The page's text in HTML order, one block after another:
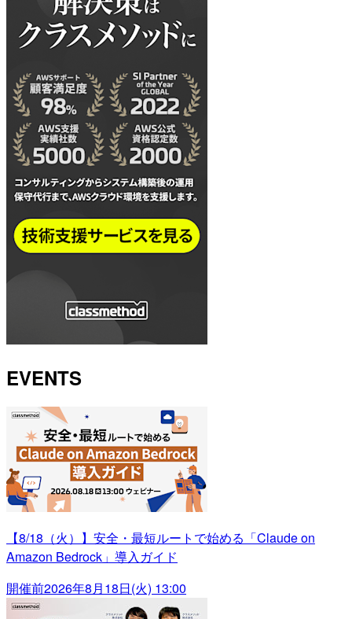
EVENTS
【8/18（火）】安全・最短ルートで始める「Claude on
Amazon Bedrock」導入ガイド
開催前2026年8月18日(火) 13:00